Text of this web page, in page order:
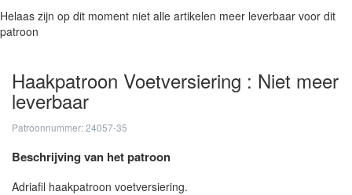
Helaas zijn op dit moment niet alle artikelen meer leverbaar voor dit
patroon
Haakpatroon Voetversiering : Niet meer
leverbaar
Patroonnummer: 24057-35
Beschrijving van het patroon
Adriafil haakpatroon voetversiering.